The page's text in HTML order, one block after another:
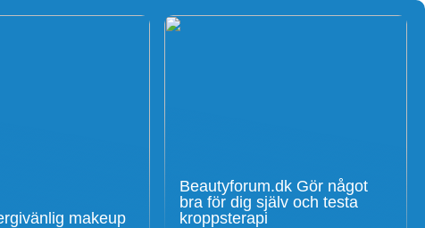
makeup
Beautyforum.dk Gör något
bra för dig själv och testa
kroppsterapi